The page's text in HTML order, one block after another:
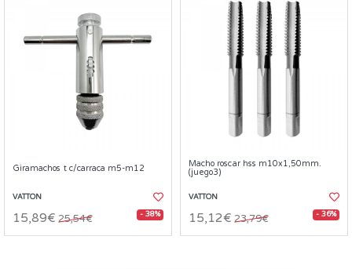
Giramachos t c/carraca m5-m12
VATTON
15,89€ 25,54€ - 38%
Macho roscar hss m10x1,50mm.
(juego3)
VATTON
15,12€ 23,79€ - 36%